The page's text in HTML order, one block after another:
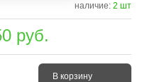
наличие: 2 шт
руб.
В корзину